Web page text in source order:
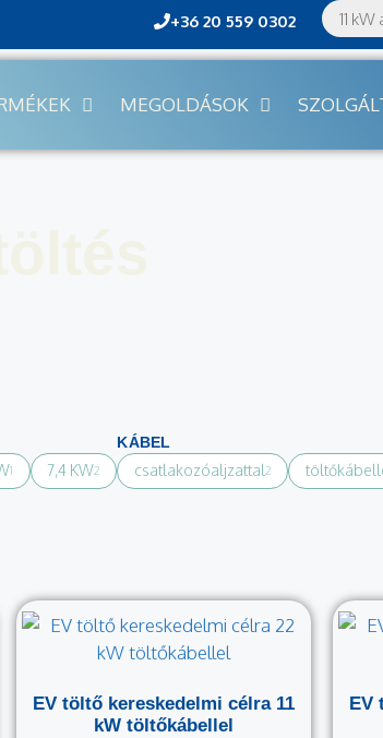
+36 20 559 0302
MEGOLDÁSOK
1 7,4 KW2
KÁBEL
csatlakozóaljzattal2
EV töltő kereskedelmi célra 11
kW töltőkábellel
EV